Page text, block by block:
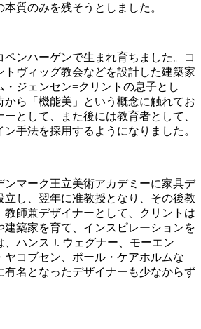
質のみを残そうとしました。
ペンハーゲンで生まれ育ちました。コ
トヴィッグ教会などを設計した建築家
ジェンセン=クリントの息子とし
から「機能美」という概念に触れてお
として、また後には教育者として、
手法を採用するようになりました。
ンマーク王立美術アカデミーに家具デ
立し、翌年に准教授となり、その後教
教師兼デザイナーとして、クリントは
建築家を育て、インスピレーションを
ハンス J. ウェグナー、モーエン
ヤコブセン、ポール・ケアホルムな
有名となったデザイナーも少なからず